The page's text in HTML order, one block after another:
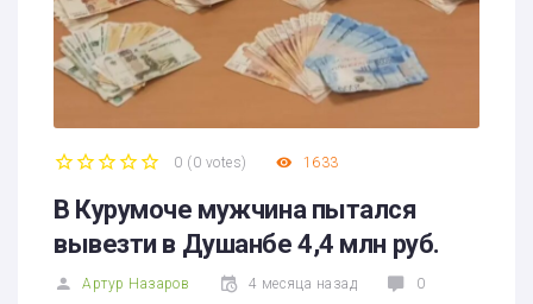
0 (0 votes) 1633
В Курумоче мужчина пытался
вывезти в Душанбе 4,4 млн руб.
Артур Назаров 4 месяца назад 0